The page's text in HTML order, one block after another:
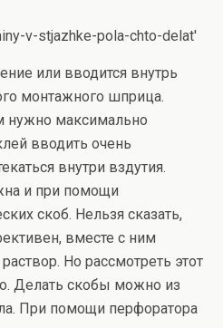
или вводится внутрь
монтажного шприца.
нужно максимально
вводить очень
внутри вздутия.
и при помощи
скоб. Нельзя сказать,
вместе с ним
Но рассмотреть этот
Делать скобы можно из
При помощи перфоратора